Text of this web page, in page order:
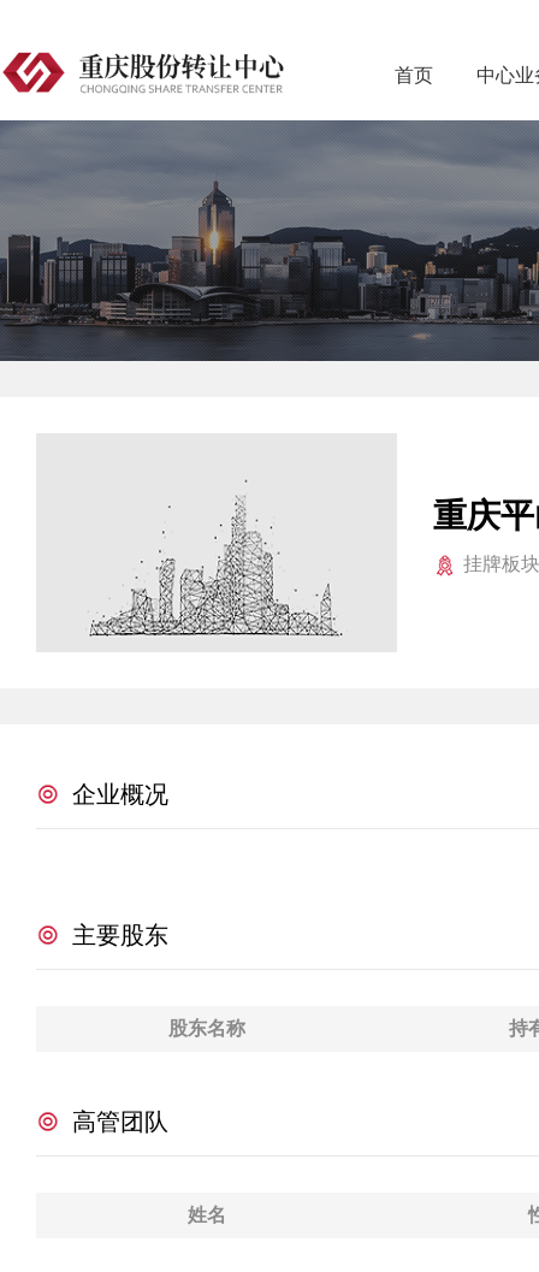
首页 中心业
重庆
挂牌板
企业概况
主要股东
股东名称 持
高管团队
姓名